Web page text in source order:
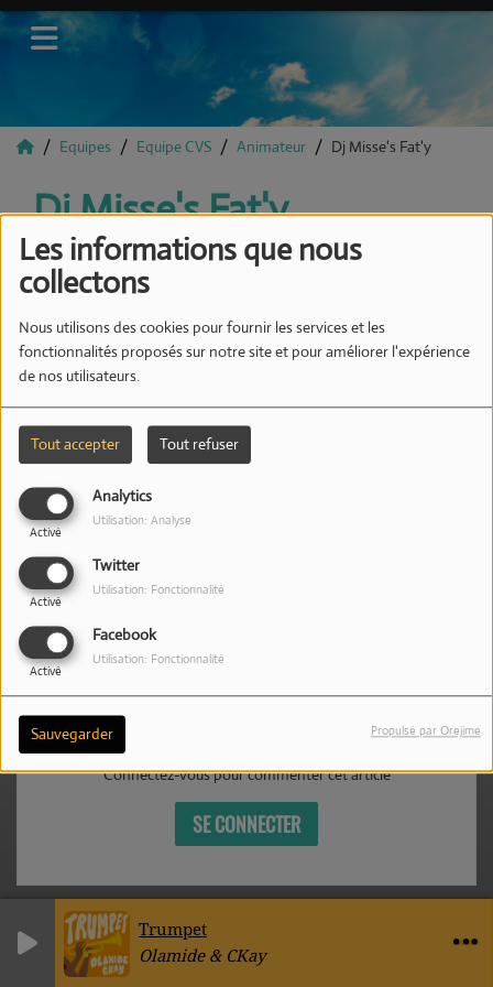
Les informations que nous
collectons
Nous utilisons des cookies pour fournir les services et les
fonctionnalités proposés sur notre site et pour améliorer l'expérience
de nos utilisateurs.
Tout accepter Tout refuser
Analytics
Activé
Utilisation: Analyse
Twitter
Activé
Utilisation: Fonctionnalité
Facebook
Activé
Utilisation: Fonctionnalité
Sauvegarder Propulsé par Orejime
Trumpet
Olamide & CKay
Equipes Equipe CVS Animateur Dj Misse's Fat'y
Dj Misse's Fat'y
0 0
30 AVRIL 2026 -
3209 VUES
Animatrice sur CVS dans l'émission
" VTEP MIX" le vendredi (Tous les
SOUNDCLOUD PERSO
480255918
Commentaires(0)
Connectez-vous pour commenter cet article
SE CONNECTER